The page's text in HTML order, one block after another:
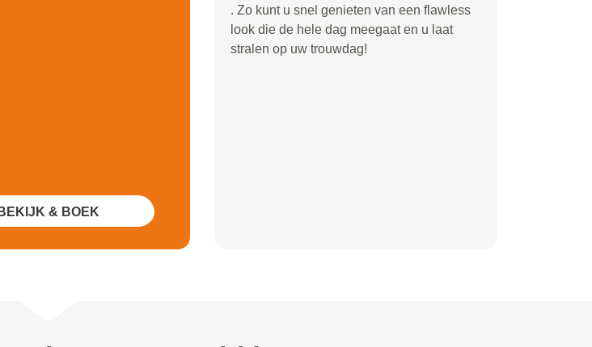
BEKIJK & BOEK
. Zo kunt u snel genieten van een flawless
look die de hele dag meegaat en u laat
stralen op uw trouwdag!